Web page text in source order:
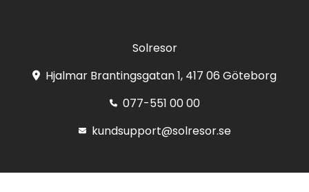
Solresor
Hjalmar Brantingsgatan 1, 417 06 Göteborg
077-551 00 00
kundsupport@solresor.se